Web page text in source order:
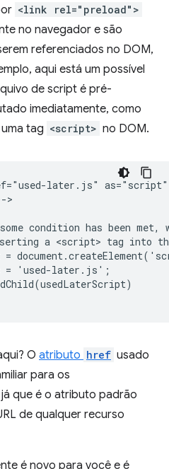
<link rel="preload">
no navegador e são
referenciados no DOM,
aqui está um possível
de script é pré-
imediatamente, como
tag <script> no DOM.
later.js"
>
condition has been met,
a <script> tag into
=
= 'used-later.js';
O atributo href usado
para os
que é o atributo padrão
de qualquer recurso
é novo para você e é